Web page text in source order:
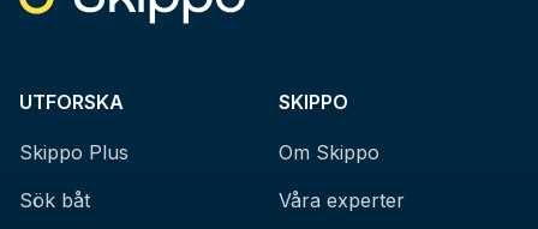
UTFORSKA
Skippo Plus
Sök båt
SKIPPO
Om Skippo
Våra experter